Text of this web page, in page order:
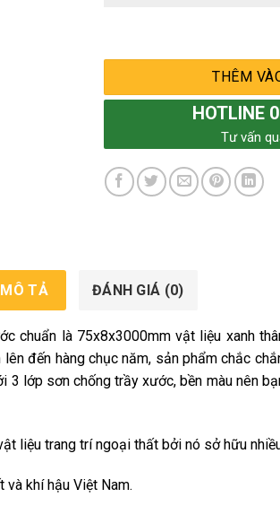
THÊM
HOTLINE
Tư vấn
MÔ TẢ ĐÁNH GIÁ (0)
chuẩn là 75x8x3000mm vật liệu xanh
đến hàng chục năm, sản phẩm chắc
lớp sơn chống trầy xước, bền màu nên
liệu trang trí ngoại thất bởi nó sở hữu
khí hậu Việt Nam.